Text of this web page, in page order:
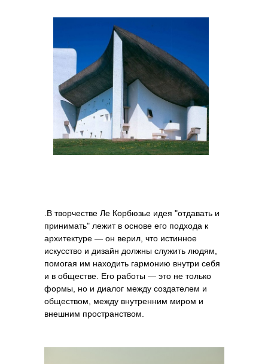
.В творчестве Ле Корбюзье идея "отдавать и
принимать" лежит в основе его подхода к
архитектуре — он верил, что истинное
искусство и дизайн должны служить людям,
помогая им находить гармонию внутри себя
и в обществе. Его работы — это не только
формы, но и диалог между создателем и
обществом, между внутренним миром и
внешним пространством.